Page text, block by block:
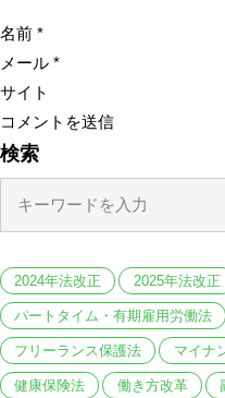
名前 *
メール *
サイト
検索
2024年法改正 2025年法改正
パートタイム・有期雇用労働法
フリーランス保護法 マイナ
健康保険法 働き方改革